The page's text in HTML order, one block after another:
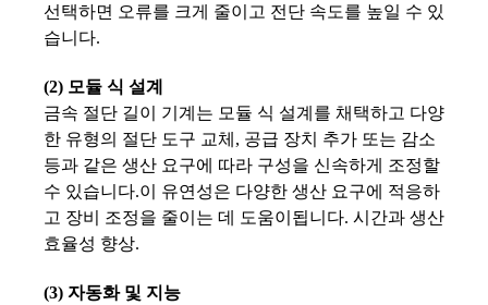
선택하면 오류를 크게 줄이고 전단 속도를 높일 수 있
습니다.
(2) 모듈 식 설계
금속 절단 길이 기계는 모듈 식 설계를 채택하고 다양
한 유형의 절단 도구 교체, 공급 장치 추가 또는 감소
등과 같은 생산 요구에 따라 구성을 신속하게 조정할
수 있습니다.이 유연성은 다양한 생산 요구에 적응하
고 장비 조정을 줄이는 데 도움이됩니다. 시간과 생산
효율성 향상.
(3) 자동화 및 지능